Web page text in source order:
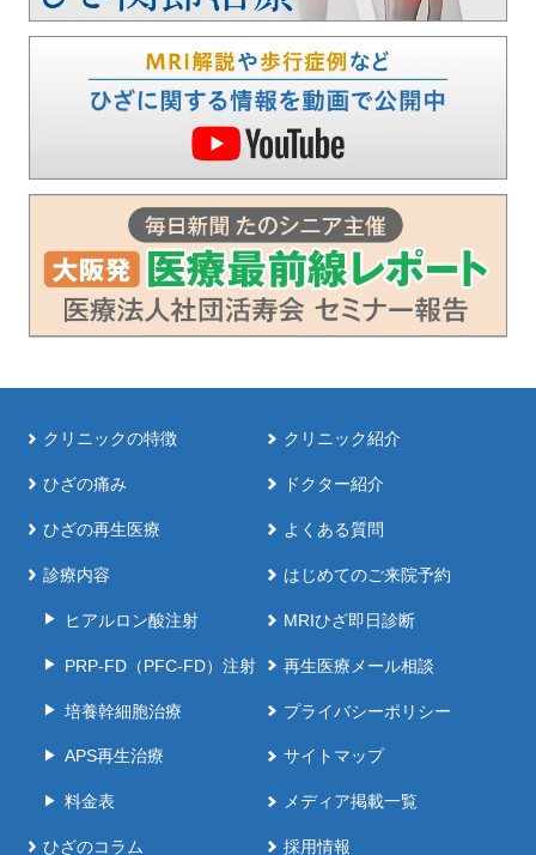
クリニックの特徴
ひざの痛み
ひざの再生医療
診療内容
ヒアルロン酸注射
PRP-FD（PFC-FD）注射
培養幹細胞治療
APS再生治療
料金表
ひざのコラム
クリニック紹介
ドクター紹介
よくある質問
はじめてのご来院予約
MRIひざ即日診断
再生医療メール相談
プライバシーポリシー
サイトマップ
メディア掲載一覧
採用情報